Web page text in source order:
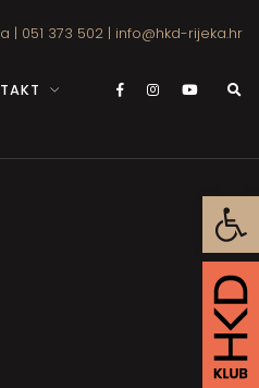
| 051 373 502 | info@hkd-rijeka.hr